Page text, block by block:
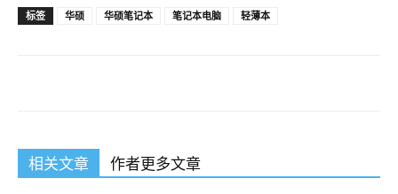
标签 华硕 华硕笔记本 笔记本电脑 轻薄本
相关文章 作者更多文章